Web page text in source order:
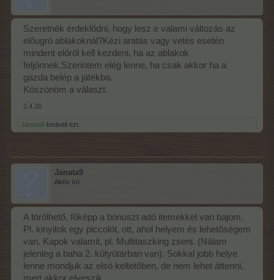
Szeretnék érdeklődni, hogy lesz e valami változás az
előugró ablakoknál?Kézi aratás vagy vetés esetén
mindent előről kell kezdeni, ha az ablakok
feljönnek.Szerintem elég lenne, ha csak akkor ha a
gazda belép a játékba.
Köszönöm a választ.
2.4.26
Janata9 kedveli ezt.
Janata9
Aktív író
A törölhető, főképp a bónuszt adó itemekkel van bajom.
Pl. kinyitok egy piccolót, ott, ahol helyem és lehetőségem
van. Kapok valamit, pl. Multitaszking zseni. (Nálam
jelenleg a baha 2. kütyütárban van). Sokkal jobb helye
lenne mondjuk az elsó keltetőben, de nem lehet áttenni,